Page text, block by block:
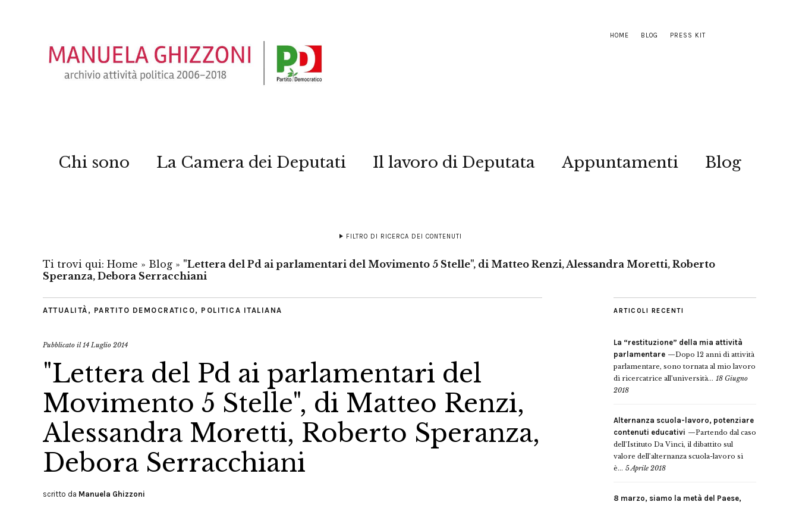
HOME BLOG PRESS KIT
Chi sono La Camera dei Deputati Il lavoro di Deputata Appuntamenti Blog
FILTRO DI RICERCA DEI CONTENUTI
Ti trovi qui: Home » Blog » "Lettera del Pd ai parlamentari del Movimento 5 Stelle", di Matteo Renzi, Alessandra Moretti, Roberto
Speranza, Debora Serracchiani
ATTUALITÀ , PARTITO DEMOCRATICO, POLITICA ITALIANA
Pubblicato il14 Luglio 2014
"Lettera del Pd ai parlamentari del
Movimento 5 Stelle", di Matteo Renzi,
Alessandra Moretti, Roberto Speranza,
Debora Serracchiani
scritto da Manuela Ghizzoni
ARTICOLI RECENTI
La “restituzione” della mia attività
parlamentare
Dopo 12 anni di attività
parlamentare, sono tornata al mio lavoro
di ricercatrice all’università... 18 Giugno
2018
Alternanza scuola-lavoro, potenziare
contenuti educativi
Partendo dal caso
dell’Istituto Da Vinci, il dibattito sul
valore dell’alternanza scuola-lavoro si
è... 5 Aprile 2018
8 marzo, siamo la metà del Paese,